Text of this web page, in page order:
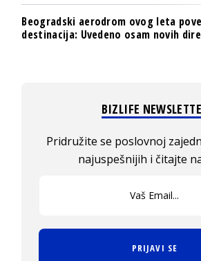
Beogradski aerodrom ovog leta
destinacija: Uvedeno osam novih
BIZLIFE
Pridružite se poslovnoj
najuspešnijih i čitajte
PRIJAVI SE